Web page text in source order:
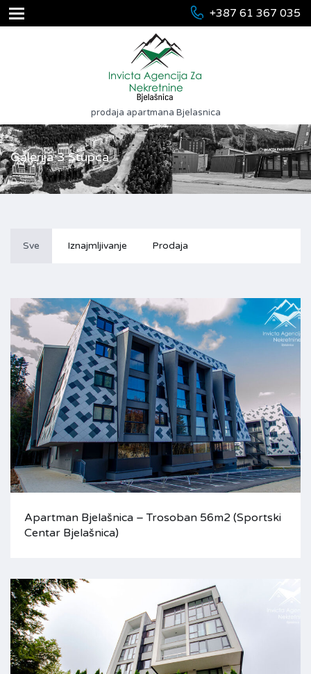
+387 61 367 035
prodaja apartmana Bjelasnica
Galerija 3 Stupca
Sve Iznajmljivanje Prodaja
Apartman Bjelašnica – Trosoban 56m2 (Sportski
Centar Bjelašnica)